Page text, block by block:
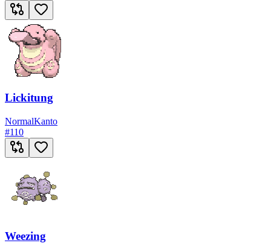
Lickitung
NormalKanto
#110
Weezing